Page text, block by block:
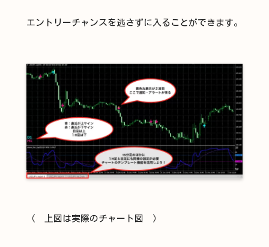
エントリーチャンスを逃さずに入ることができます。
（ 上図は実際のチャート図 ）